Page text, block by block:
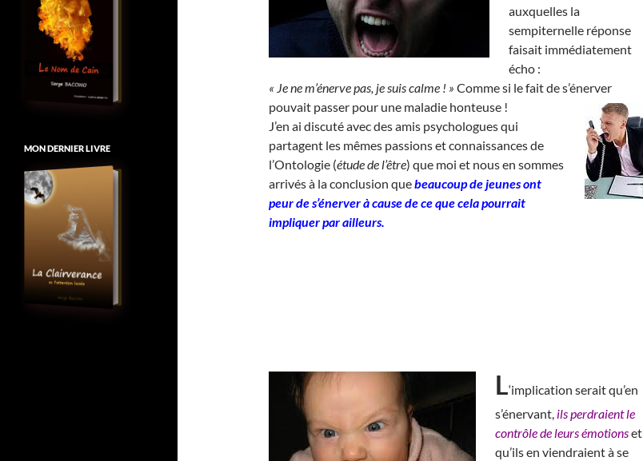
auxquelles la
sempiternelle réponse
faisait immédiatement
écho :
« Je ne m’énerve pas, je suis calme ! » Comme si le fait de s’énerver
pouvait passer pour une maladie honteuse !
J’en ai discuté avec des amis psychologues qui
partagent les mêmes passions et connaissances de
l’Ontologie (étude de l’être) que moi et nous en sommes
arrivés à la conclusion quebeaucoup de jeunes ont
peur de s’énerver à cause de ce que cela pourrait
impliquer par ailleurs.
L‘implication serait qu’en
s’énervant, ils perdraient le
contrôle de leurs émotionset
qu’ils en viendraient à se
MON DERNIER LIVRE